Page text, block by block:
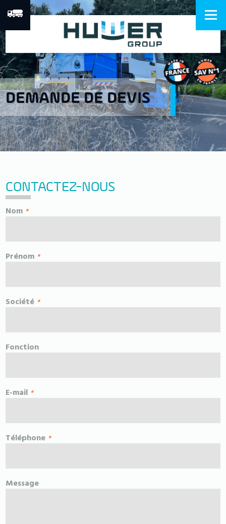
DEMANDE DE DEVIS
CONTACTEZ-NOUS
Nom
Prénom
Société
Fonction
E-mail
Téléphone
Message